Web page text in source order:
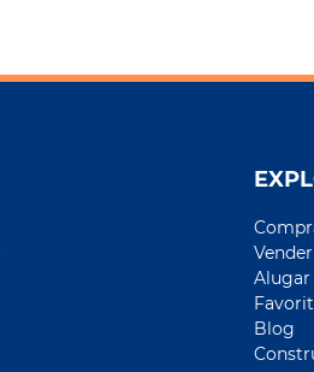
Vender
Alugar
Blog